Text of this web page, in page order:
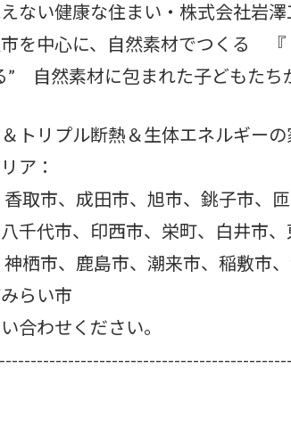
えない健康な住まい・株式会社岩澤
市を中心に、自然素材でつくる
自然素材に包まれた子どもたち
＆トリプル断熱＆生体エネルギー
ア：
香取市、成田市、旭市、銚子市、
千代市、印西市、栄町、白井市
神栖市、鹿島市、潮来市、稲敷
らい市
合わせください。